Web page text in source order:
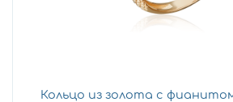
Кольцо из золота с